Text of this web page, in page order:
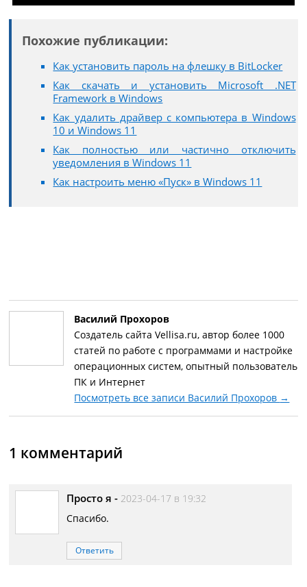
Похожие публикации:
Как установить пароль на флешку в BitLocker
Как скачать и установить Microsoft .NET
Framework в Windows
Как удалить драйвер с компьютера в Windows
10 и Windows 11
Как полностью или частично отключить
уведомления в Windows 11
Как настроить меню «Пуск» в Windows 11
Василий Прохоров
Создатель сайта Vellisa.ru, автор более 1000
статей по работе с программами и настройке
операционных систем, опытный пользователь
ПК и Интернет
Посмотреть все записи Василий Прохоров →
1 комментарий
Просто я - 2023-04-17 в 19:32
Спасибо.
Ответить